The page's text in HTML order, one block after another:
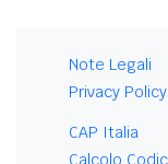
Note Legali
Privacy Policy
CAP Italia
Calcolo